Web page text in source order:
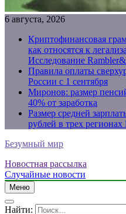
6 августа, 2026
Криптофинансовая
как относятся к
Исследование
Правила оплаты
России с 1 сентября
Миронов: размер
40% от заработка
Размер средней
рублей в трех регионах
Безумный мир
Новостная рассылка
Случайные новости
Меню
Найти: